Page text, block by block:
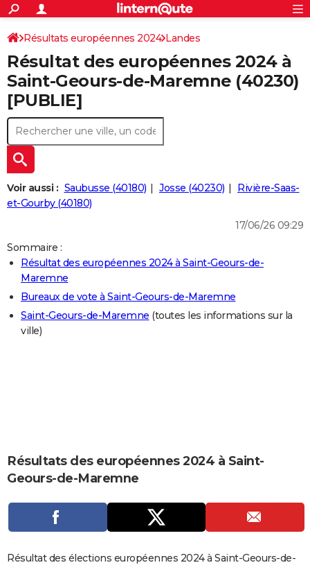
ACTUALITÉS
Politique
Société
Faits Divers
Education
Monde
Villes
+
SPORT
Coupe du monde 2026
Football
Tennis
Cyclisme
Rugby
Forum
CULTURE
Programme TV
TNT
Streaming
Cinéma
Sorties cinéma
Musique
+FINANCE
Retraite
Impôts
Epargne
Immobilier
Risques naturels par ville
Banque
Assurance
CréditAUTO
Essais
Réserver un essai
Citadines
Berlines
SUV
Forum auto
+HIGH-TECH
Mobiles
Meilleur smartphone
Internet
Ordinateurs
Jeux vidéo
Guide high-tech
+
BRICOLAGE
Forum
Aménagement intérieur
Extérieur
Cuisine
Salle de bains
Jardinage
Rangement
+
LIFESTYLE
Art de vivre
Bien-être
Loisirs
Mode
Modes de vie
SANTE
Alimentation
Guide de la santé
Maladies
Médicaments
Sommeil
VOYAGE
Destinations
City break
Voyage nature
Voyage de noces
Forum
Climat
PHOTO
Dictionnaire
Biographies
Citations
Expressions
Proverbes
PROGRAMME TV
Se connecter
Entreprises
Service militaire
Avis de recherche
AVIS DE DÉCÈS
FORUM
S'inscrire
Connexion
Résultats européennes 2024 Landes
Résultat des européennes 2024 à
Saint-Geours-de-Maremne (40230)
[PUBLIE]
Voir aussi : Saubusse (40180) Josse (40230)
Rivière-Saas-
et-Gourby (40180)
17/06/26 09:29
Sommaire :
Résultat des européennes 2024 à Saint-Geours-de-
Maremne
Bureaux de vote à Saint-Geours-de-Maremne
Saint-Geours-de-Maremne (toutes les informations sur la
ville)
Résultats des européennes 2024 à Saint-
Geours-de-Maremne
Résultat des élections européennes 2024 à Saint-Geours-de-